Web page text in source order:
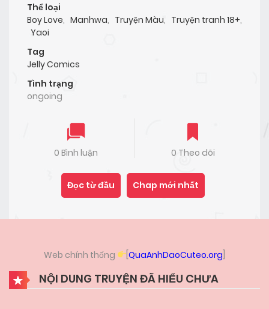
Thể loại
Boy Love, Manhwa, Truyện Màu, Truyện tranh 18+,
Yaoi
Tag
Jelly Comics
Tình trạng
ongoing
0 Bình luận 0 Theo dõi
Đọc từ đầu Chap mới nhất
Web chính thống [QuaAnhDaoCuteo.org
NỘI DUNG TRUYỆN ĐÃ HIỂU CHƯA